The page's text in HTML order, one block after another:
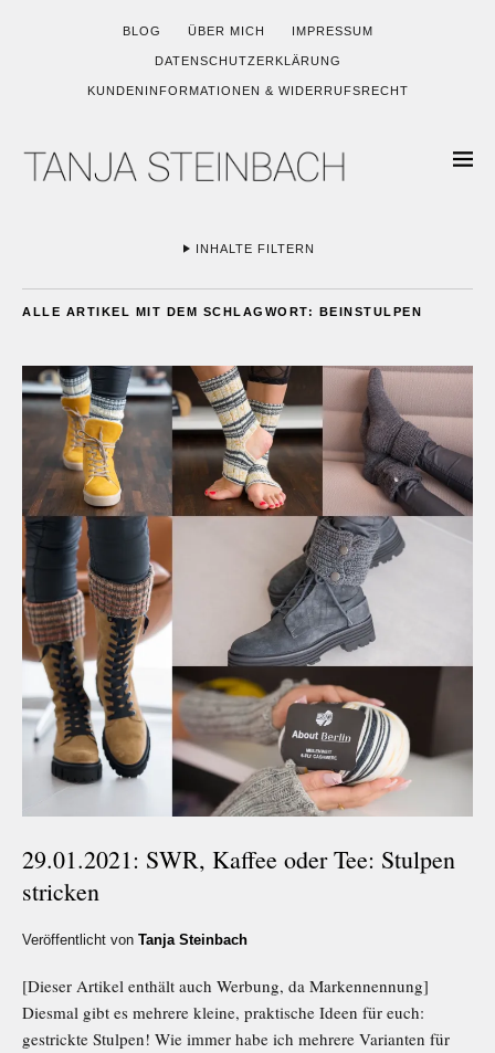
BLOG ÜBER MICH IMPRESSUM
DATENSCHUTZERKLÄRUNG
KUNDENINFORMATIONEN & WIDERRUFSRECHT
INHALTE FILTERN
ALLE ARTIKEL MIT DEM SCHLAGWORT: BEINSTULPEN
29.01.2021: SWR, Kaffee oder Tee: Stulpen
stricken
Veröffentlicht von Tanja Steinbach
[Dieser Artikel enthält auch Werbung, da Markennennung]
Diesmal gibt es mehrere kleine, praktische Ideen für euch:
gestrickte Stulpen! Wie immer habe ich mehrere Varianten für